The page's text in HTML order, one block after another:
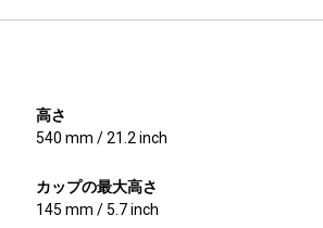
高さ
540 mm / 21.2 inch
カップの最大高さ
145 mm / 5.7 inch